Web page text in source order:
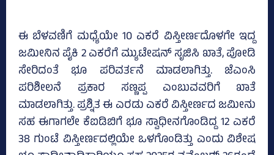
ಈ ಬೆಳವಣಿಗೆ ಮಧ್ಯೆಯೇ 10 ಎಕರೆ ವಿಸ್ತೀರ್ಣದೊಳಗೇ ಇದ್ದ
ಜಮೀನಿನ ಪೈಕಿ 2 ಎಕರೆಗೆ ಮ್ಯುಟೇಷನ್‌ ಸೃಜಿಸಿ ಖಾತೆ, ಪೋಡಿ
ಸೇರಿದಂತೆ ಭೂ ಪರಿವರ್ತನೆ ಮಾಡಲಾಗಿತ್ತು. ಜೆಎಂಸಿ
ಪರಿಶೀಲನೆ ಪ್ರಕಾರ ಸಣ್ಣಪ್ಪ ಎಂಬುವವರಿಗೆ ಖಾತೆ
ಮಾಡಲಾಗಿತ್ತು. ಪ್ರಶ್ನಿತ ಈ ಎರಡು ಎಕರೆ ವಿಸ್ತೀರ್ಣದ ಜಮೀನು
ಸಹ ಈಗಾಗಲೇ ಕೆಐಡಿಬಿಗೆ ಭೂ ಸ್ವಾಧೀನಗೊಂಡಿದ್ದ 12 ಎಕರೆ
38 ಗುಂಟೆ ವಿಸ್ತೀರ್ಣದಲ್ಲಿಯೇ ಒಳಗೊಂಡಿತ್ತು ಎಂದು ವಿಶೇಷ